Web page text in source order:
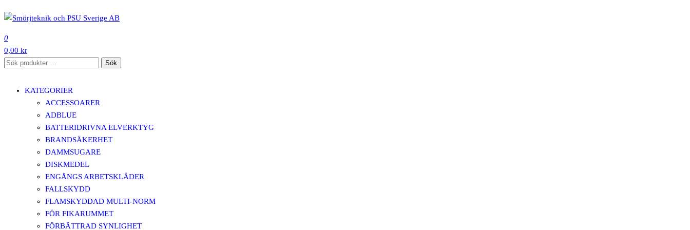
till
innehåll
0
0,00 kr
Sök
Sök
KATEGORIER
ACCESSOARER
ADBLUE
BATTERIDRIVNA ELVERKTYG
BRANDSÄKERHET
DAMMSUGARE
DISKMEDEL
ENGÅNGS ARBETSKLÄDER
FALLSKYDD
FLAMSKYDDAD MULTI-NORM
FÖR FIKARUMMET
FÖRBÄTTRAD SYNLIGHET